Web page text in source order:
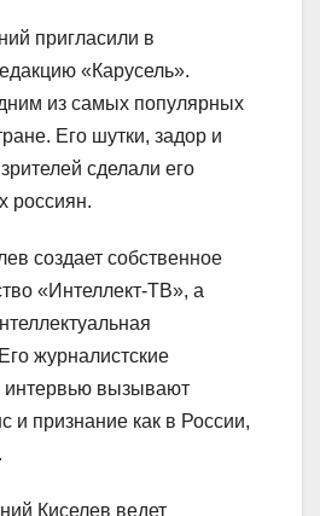
пригласили в
«Карусель».
из самых популярных
Его шутки, задор и
сделали его
россиян.
создает собственное
«Интеллект-ТВ», а
журналистские
интервью вызывают
и признание как в России,
Киселев ведет